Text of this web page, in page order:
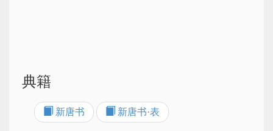
典籍
新唐书 新唐书·表